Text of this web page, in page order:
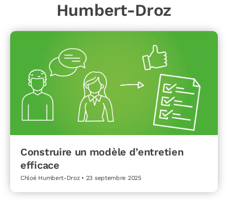
Humbert-Droz
Construire un modèle d’entretien
efficace
Chloé Humbert-Droz 23 septembre 2025